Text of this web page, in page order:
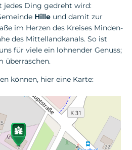
jedes Ding gedreht wird:
Hille und damit zur
im Herzen des Kreises Minden-
des Mittellandkanals. So ist
für viele ein lohnender Genuss;
überraschen.
können, hier eine Karte: